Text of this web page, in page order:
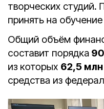
творческих студий.
принять на обучение
Общий объём
составит порядка
из которых 62,5
средства из